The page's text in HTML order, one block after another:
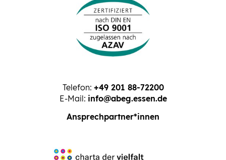
Telefon: +49 201 88-72200
E-Mail: info@abeg.essen.de
Ansprechpartner*innen